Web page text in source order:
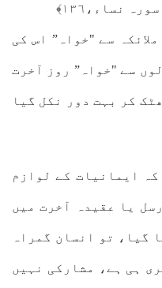
نساء،١٣٦﴾
سے "خواہ” اس کی
سے "خواہ” روز آخرت
کر بہت دور نکل گیا
ایمانیات کے لوازم
یا عقیدہ آخرت میں
گیا، تو انسان گمراہ
ہی ہے، مشارکی نہیں